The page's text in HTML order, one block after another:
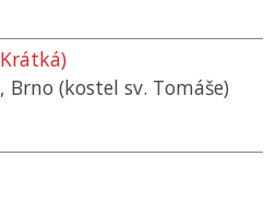
Brno (kostel sv. Tomáše)